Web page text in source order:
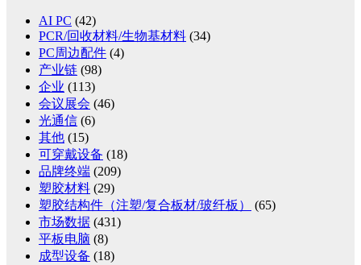
AI PC (42)
PCR/回收材料/生物基材料 (34)
PC周边配件 (4)
产业链 (98)
企业 (113)
会议展会 (46)
光通信 (6)
其他 (15)
可穿戴设备 (18)
品牌终端 (209)
塑胶材料 (29)
塑胶结构件（注塑/复合板材/玻纤板）
(65)
市场数据 (431)
平板电脑 (8)
成型设备 (18)